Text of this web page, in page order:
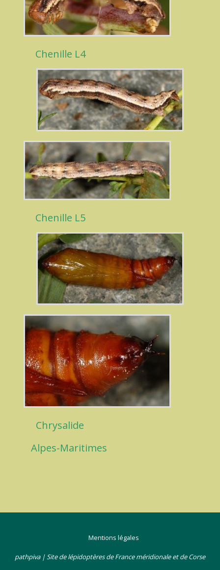
Chenille L4
Chenille L5
Chrysalide
Alpes-Maritimes
Mentions légales
pathpiva | Site de lépidoptères de France méridionale et de Corse